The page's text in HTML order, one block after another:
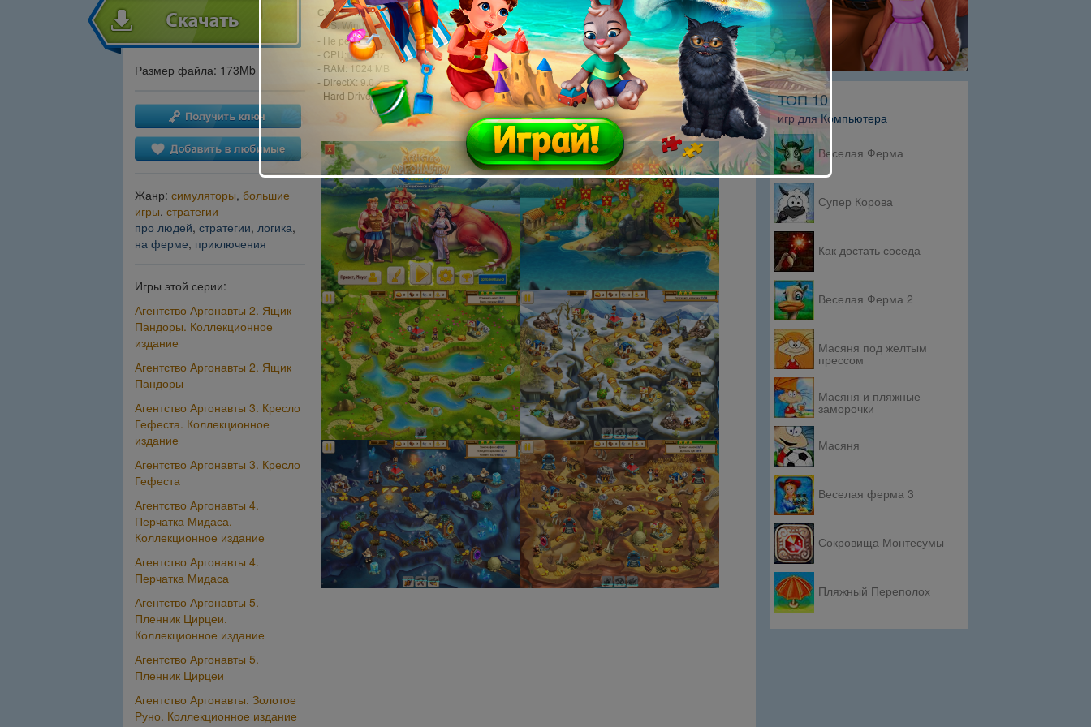
Размер файла: 173Mb
Жанр: симуляторы, большие
игры, стратегии
про людей, стратегии, логика,
на ферме, приключения
Игры этой серии:
Агентство Аргонавты 2. Ящик
Пандоры. Коллекционное
издание
Агентство Аргонавты 2. Ящик
Пандоры
Агентство Аргонавты 3. Кресло
Гефеста. Коллекционное
издание
Агентство Аргонавты 3. Кресло
Гефеста
Агентство Аргонавты 4.
Перчатка Мидаса.
Коллекционное издание
Агентство Аргонавты 4.
Перчатка Мидаса
Агентство Аргонавты 5.
Пленник Цирцеи.
Коллекционное издание
Агентство Аргонавты 5.
Пленник Цирцеи
Агентство Аргонавты. Золотое
Руно. Коллекционное издание
Системные требования:
- OS: Windows XP или более поздняя версия
- Не рекомендуется ввод специальных символов в имени игрока
- CPU: 1.0 GHz
- RAM: 1024 MB
- DirectX: 9.0
- Hard Drive: 200 MB
ТОП 10
игр для Компьютера
Веселая Ферма
Супер Корова
Как достать соседа
Веселая Ферма 2
Масяня под желтым
прессом
Масяня и пляжные
заморочки
Масяня
Веселая ферма 3
Сокровища Монтесумы
Пляжный Переполох